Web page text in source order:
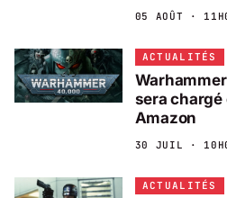
05 AOÛT ·
ACTUALITÉS
sera chargé
Amazon
30 JUIL ·
ACTUALITÉS